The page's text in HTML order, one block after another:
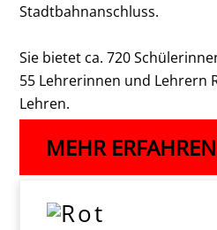
Stadtbahnanschluss.
Sie bietet ca. 720
55 Lehrerinnen und Lehrern
Lehren.
MEHR